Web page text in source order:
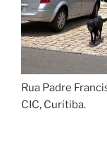
Rua Padre
CIC, Curitiba.